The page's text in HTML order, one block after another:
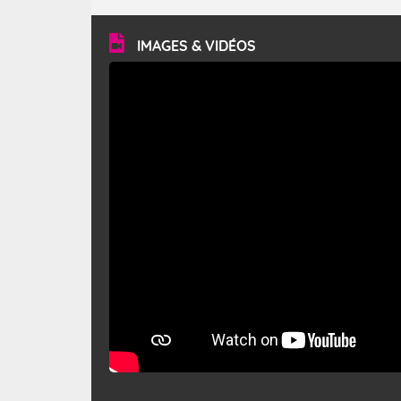
vitesse moyenne de 50 km/h et atteindre 80 à 100 km/h
en rafales, parfois davantage. Il parcourt la basse vallée
du Rhône et la Provence et envahit le littoral
méditerranéen à partir de la Camargue.
IMAGES & VIDÉOS